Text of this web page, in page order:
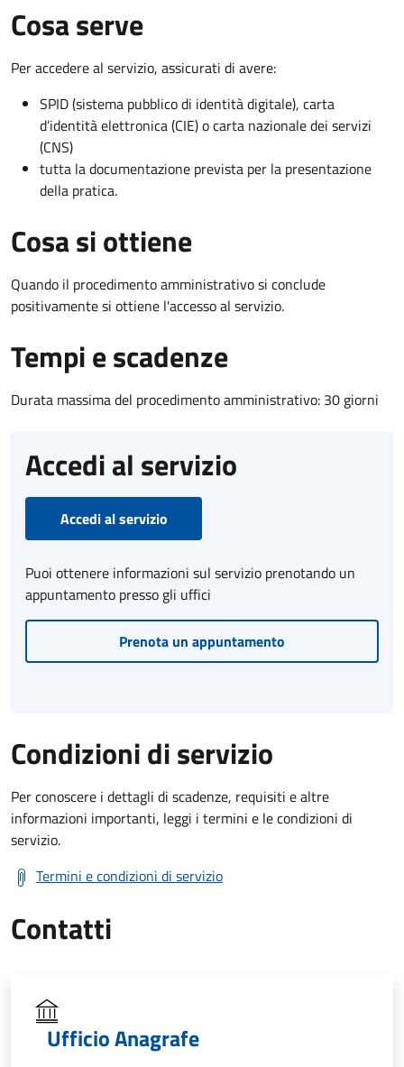
Cosa serve
Per accedere al servizio, assicurati di avere:
SPID (sistema pubblico di identità digitale), carta
d’identità elettronica (CIE) o carta nazionale dei servizi
(CNS)
tutta la documentazione prevista per la presentazione
della pratica.
Cosa si ottiene
Quando il procedimento amministrativo si conclude
positivamente si ottiene l'accesso al servizio.
Tempi e scadenze
Durata massima del procedimento amministrativo: 30 giorni
Accedi al servizio
Accedi al servizio
Puoi ottenere informazioni sul servizio prenotando un
appuntamento presso gli uffici
Prenota un appuntamento
Condizioni di servizio
Per conoscere i dettagli di scadenze, requisiti e altre
informazioni importanti, leggi i termini e le condizioni di
servizio.
Termini e condizioni di servizio
Contatti
Ufficio Anagrafe